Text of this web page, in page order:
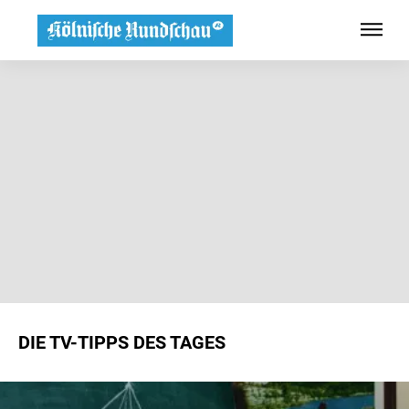
DIE TV-TIPPS DES TAGES